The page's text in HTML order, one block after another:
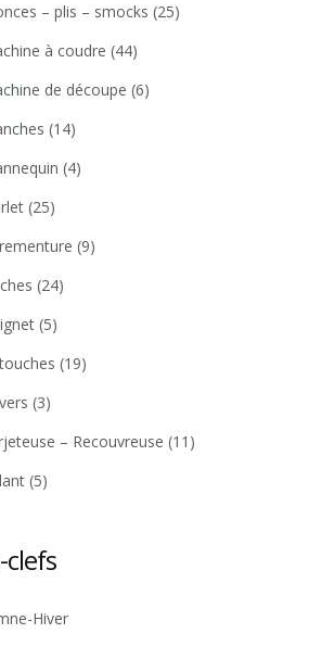
– plis – smocks (25)
à coudre (44)
de découpe (6)
(14)
(4)
(25)
(9)
(24)
(5)
(19)
(3)
– Recouvreuse (11)
(5)
Hiver